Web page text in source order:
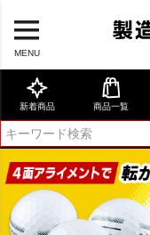
MENU
新着商品 商品一覧